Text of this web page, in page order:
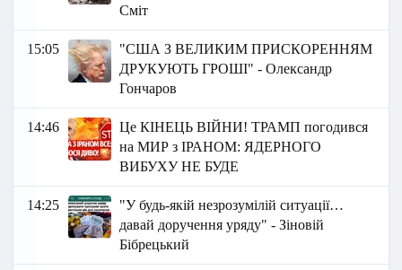
Сміт
15:05
"США З ВЕЛИКИМ ПРИСКОРЕННЯМ
ДРУКУЮТЬ ГРОШІ" - Олександр
Гончаров
14:46
Це КІНЕЦЬ ВІЙНИ! ТРАМП погодився
на МИР з ІРАНОМ: ЯДЕРНОГО
ВИБУХУ НЕ БУДЕ
14:25
"У будь-якій незрозумілій ситуації…
давай доручення уряду" - Зіновій
Бібрецький